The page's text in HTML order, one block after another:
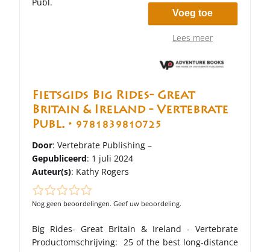
Voeg toe
Lees meer
Fietsgids Big Rides- Great
Britain & Ireland - Vertebrate
Publ. • 9781839810725
Door: Vertebrate Publishing –
Gepubliceerd: 1 juli 2024
Auteur(s): Kathy Rogers
Nog geen beoordelingen. Geef uw beoordeling.
Big Rides- Great Britain & Ireland - Vertebrate
Productomschrijving: 25 of the best long-distance